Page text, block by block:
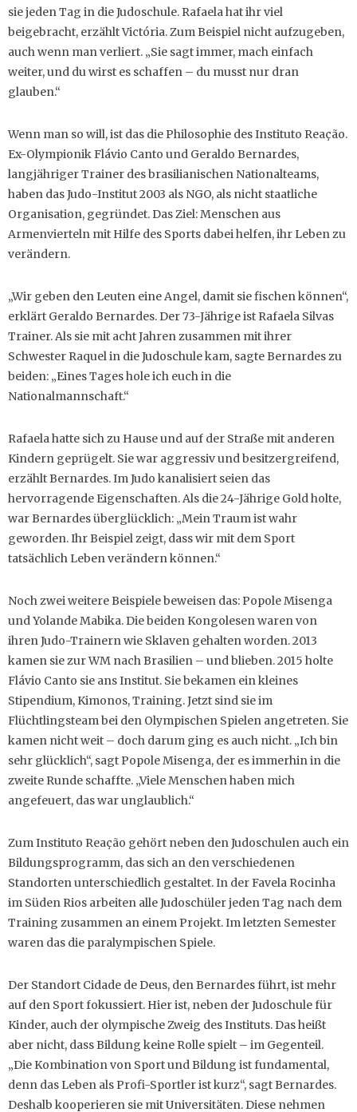
sie jeden Tag in die Judoschule. Rafaela hat ihr viel
beigebracht, erzählt Victória. Zum Beispiel nicht aufzugeben,
auch wenn man verliert. „Sie sagt immer, mach einfach
weiter, und du wirst es schaffen – du musst nur dran
glauben.“
Wenn man so will, ist das die Philosophie des Instituto Reação.
Ex-Olympionik Flávio Canto und Geraldo Bernardes,
langjähriger Trainer des brasilianischen Nationalteams,
haben das Judo-Institut 2003 als NGO, als nicht staatliche
Organisation, gegründet. Das Ziel: Menschen aus
Armenvierteln mit Hilfe des Sports dabei helfen, ihr Leben zu
verändern.
„Wir geben den Leuten eine Angel, damit sie fischen können“,
erklärt Geraldo Bernardes. Der 73-Jährige ist Rafaela Silvas
Trainer. Als sie mit acht Jahren zusammen mit ihrer
Schwester Raquel in die Judoschule kam, sagte Bernardes zu
beiden: „Eines Tages hole ich euch in die
Nationalmannschaft.“
Rafaela hatte sich zu Hause und auf der Straße mit anderen
Kindern geprügelt. Sie war aggressiv und besitzergreifend,
erzählt Bernardes. Im Judo kanalisiert seien das
hervorragende Eigenschaften. Als die 24-Jährige Gold holte,
war Bernardes überglücklich: „Mein Traum ist wahr
geworden. Ihr Beispiel zeigt, dass wir mit dem Sport
tatsächlich Leben verändern können.“
Noch zwei weitere Beispiele beweisen das: Popole Misenga
und Yolande Mabika. Die beiden Kongolesen waren von
ihren Judo-Trainern wie Sklaven gehalten worden. 2013
kamen sie zur WM nach Brasilien – und blieben. 2015 holte
Flávio Canto sie ans Institut. Sie bekamen ein kleines
Stipendium, Kimonos, Training. Jetzt sind sie im
Flüchtlingsteam bei den Olympischen Spielen angetreten. Sie
kamen nicht weit – doch darum ging es auch nicht. „Ich bin
sehr glücklich“, sagt Popole Misenga, der es immerhin in die
zweite Runde schaffte. „Viele Menschen haben mich
angefeuert, das war unglaublich.“
Zum Instituto Reação gehört neben den Judoschulen auch ein
Bildungsprogramm, das sich an den verschiedenen
Standorten unterschiedlich gestaltet. In der Favela Rocinha
im Süden Rios arbeiten alle Judoschüler jeden Tag nach dem
Training zusammen an einem Projekt. Im letzten Semester
waren das die paralympischen Spiele.
Der Standort Cidade de Deus, den Bernardes führt, ist mehr
auf den Sport fokussiert. Hier ist, neben der Judoschule für
Kinder, auch der olympische Zweig des Instituts. Das heißt
aber nicht, dass Bildung keine Rolle spielt – im Gegenteil.
„Die Kombination von Sport und Bildung ist fundamental,
denn das Leben als Profi-Sportler ist kurz“, sagt Bernardes.
Deshalb kooperieren sie mit Universitäten. Diese nehmen